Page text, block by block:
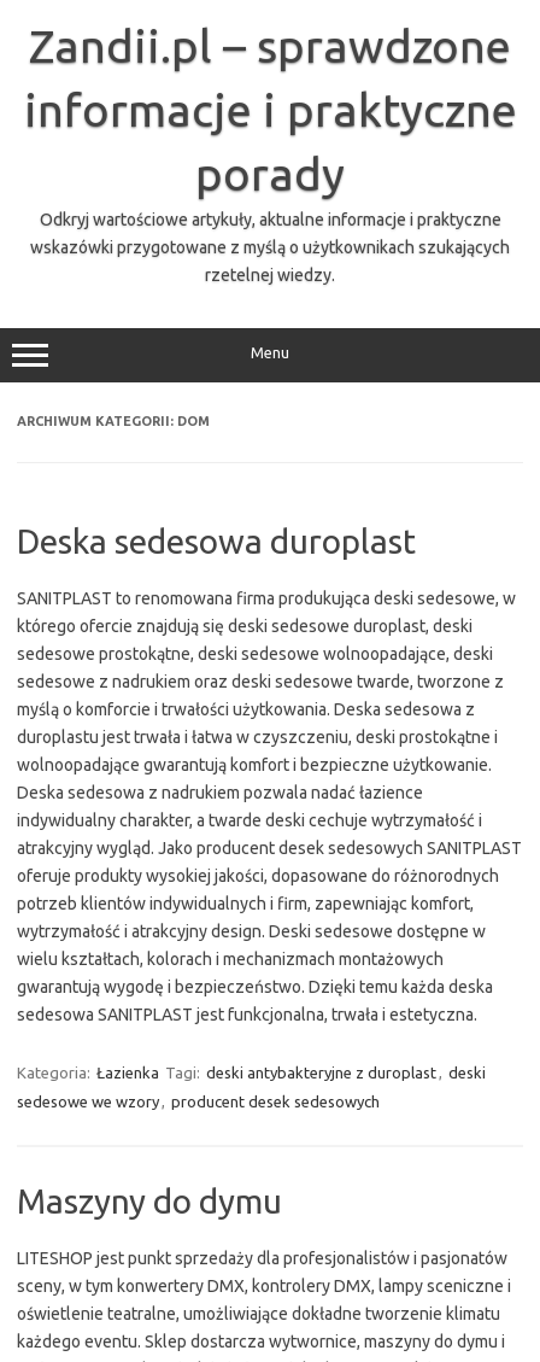
treściZandii.pl – sprawdzone
informacje i praktyczne
porady
Odkryj wartościowe artykuły, aktualne informacje i praktyczne
wskazówki przygotowane z myślą o użytkownikach szukających
rzetelnej wiedzy.
Menu
ARCHIWUM KATEGORII: DOM
Deska sedesowa duroplast
SANITPLAST to renomowana firma produkująca deski sedesowe, w
którego ofercie znajdują się deski sedesowe duroplast, deski
sedesowe prostokątne, deski sedesowe wolnoopadające, deski
sedesowe z nadrukiem oraz deski sedesowe twarde, tworzone z
myślą o komforcie i trwałości użytkowania. Deska sedesowa z
duroplastu jest trwała i łatwa w czyszczeniu, deski prostokątne i
wolnoopadające gwarantują komfort i bezpieczne użytkowanie.
Deska sedesowa z nadrukiem pozwala nadać łazience
indywidualny charakter, a twarde deski cechuje wytrzymałość i
atrakcyjny wygląd. Jako producent desek sedesowych SANITPLAST
oferuje produkty wysokiej jakości, dopasowane do różnorodnych
potrzeb klientów indywidualnych i firm, zapewniając komfort,
wytrzymałość i atrakcyjny design. Deski sedesowe dostępne w
wielu kształtach, kolorach i mechanizmach montażowych
gwarantują wygodę i bezpieczeństwo. Dzięki temu każda deska
sedesowa SANITPLAST jest funkcjonalna, trwała i estetyczna.
Kategoria: Łazienka Tagi: deski antybakteryjne z duroplast, deski
sedesowe we wzory, producent desek sedesowych
Maszyny do dymu
LITESHOP jest punkt sprzedaży dla profesjonalistów i pasjonatów
sceny, w tym konwertery DMX, kontrolery DMX, lampy sceniczne i
oświetlenie teatralne, umożliwiające dokładne tworzenie klimatu
każdego eventu. Sklep dostarcza wytwornice, maszyny do dymu i